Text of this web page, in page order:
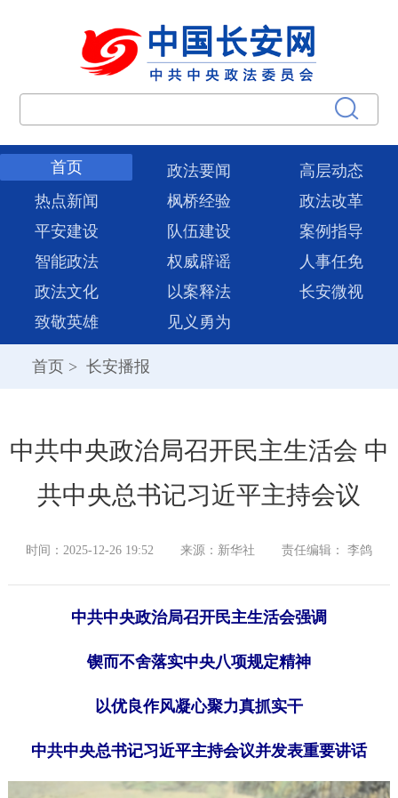
首页 政法要闻
高层动态
热点新闻
枫桥经验
政法改革
平安建设
队伍建设
案例指导
智能政法
权威辟谣
人事任免
政法文化
以案释法
长安微视
致敬英雄
见义勇为
首页 > 长安播报
中共中央政治局召开民主生活会 中
共中央总书记习近平主持会议
时间：2025-12-26 19:52 来源：新华社 责任编辑： 李鸽
中共中央政治局召开民主生活会强调
锲而不舍落实中央八项规定精神
以优良作风凝心聚力真抓实干
中共中央总书记习近平主持会议并发表重要讲话